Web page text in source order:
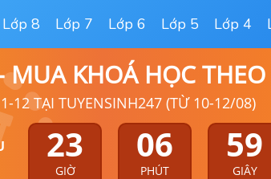
Lớp 8 Lớp 7 Lớp 6 Lớp 5 Lớp 4
KHOÁ HỌC THEO
12 TẠI TUYENSINH247 (TỪ 10-12/08)
23
GIỜ
06
PHÚT
58
GIÂY